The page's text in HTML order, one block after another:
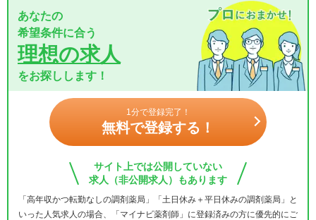
あなたの
希望条件に合う
理想の求人
をお探しします！
1分で登録完了！
無料で登録する！
サイト上では公開していない
求人（非公開求人）もあります
「高年収かつ転勤なしの調剤薬局」「土日休み＋平日休みの調剤薬局」と
いった人気求人の場合、「マイナビ薬剤師」に登録済みの方に優先的にご